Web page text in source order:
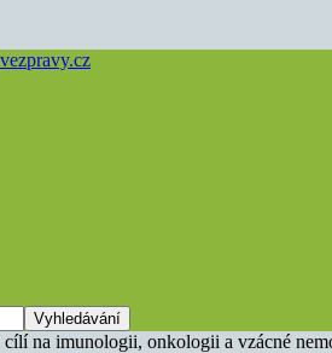
na imunologii, onkologii a vzácné